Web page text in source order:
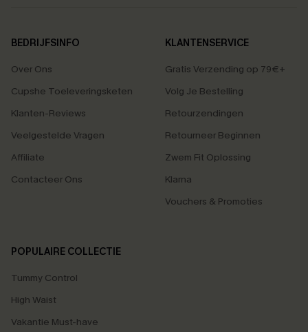
BEDRIJFSINFO
Over Ons
Cupshe Toeleveringsketen
Klanten-Reviews
Veelgestelde Vragen
Affiliate
Contacteer Ons
KLANTENSERVICE
Gratis Verzending op 79€+
Volg Je Bestelling
Retourzendingen
Retourneer Beginnen
Zwem Fit Oplossing
Klarna
Vouchers & Promoties
POPULAIRE COLLECTIE
Tummy Control
High Waist
Vakantie Must-have